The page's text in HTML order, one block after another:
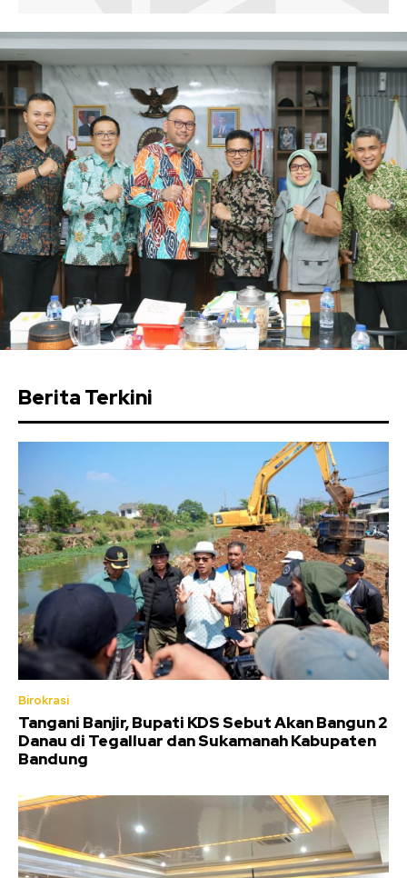
Berita Terkini
Birokrasi
Tangani Banjir, Bupati KDS Sebut Akan Bangun 2
Danau di Tegalluar dan Sukamanah Kabupaten
Bandung